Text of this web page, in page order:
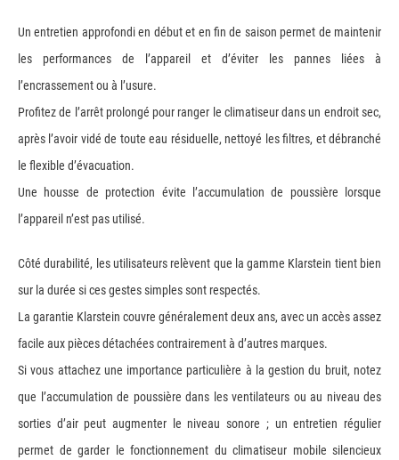
Un entretien approfondi en début et en fin de saison permet de maintenir
les performances de l’appareil et d’éviter les pannes liées à
l’encrassement ou à l’usure.
Profitez de l’arrêt prolongé pour ranger le climatiseur dans un endroit sec,
après l’avoir vidé de toute eau résiduelle, nettoyé les filtres, et débranché
le flexible d’évacuation.
Une housse de protection évite l’accumulation de poussière lorsque
l’appareil n’est pas utilisé.
Côté durabilité, les utilisateurs relèvent que la gamme Klarstein tient bien
sur la durée si ces gestes simples sont respectés.
La garantie Klarstein couvre généralement deux ans, avec un accès assez
facile aux pièces détachées contrairement à d’autres marques.
Si vous attachez une importance particulière à la gestion du bruit, notez
que l’accumulation de poussière dans les ventilateurs ou au niveau des
sorties d’air peut augmenter le niveau sonore ; un entretien régulier
permet de garder le fonctionnement du climatiseur mobile silencieux